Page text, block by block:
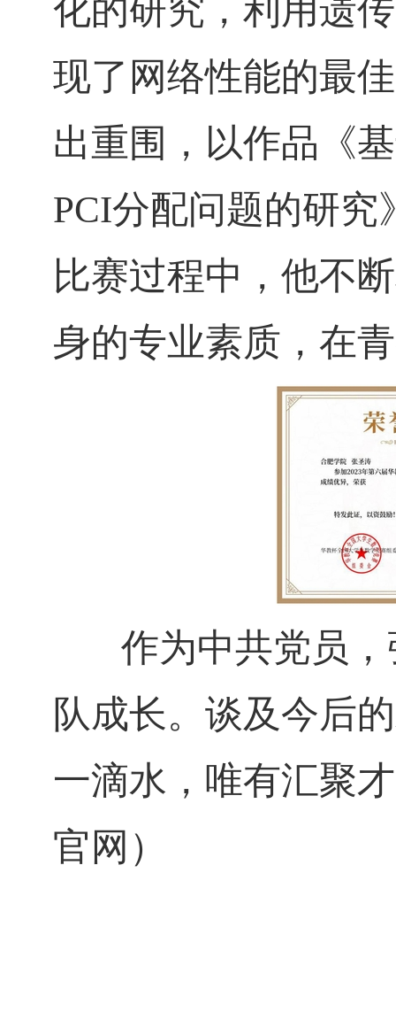
化的研究，利用遗
现了网络性能的最佳
出重围，以作品《
PCI分配问题的研究
比赛过程中，他不
身的专业素质，在
作为中共党员，
队成长。谈及今后
一滴水，唯有汇聚
官网 ）